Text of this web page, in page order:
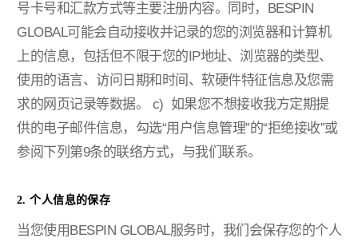
号卡号和汇款方式等主要注册内容。同时，BESPIN
GLOBAL可能会自动接收并记录的您的浏览器和计算机
上的信息，包括但不限于您的IP地址、浏览器的类型、
使用的语言、访问日期和时间、软硬件特征信息及您需
求的网页记录等数据。
c) 如果您不想接收我方定期提
供的电子邮件信息，勾选“用户信息管理”的“拒绝接收”或
参阅下列第9条的联络方式，与我们联系。
2. 个人信息的保存
当您使用BESPIN GLOBAL服务时，我们会保存您的个人